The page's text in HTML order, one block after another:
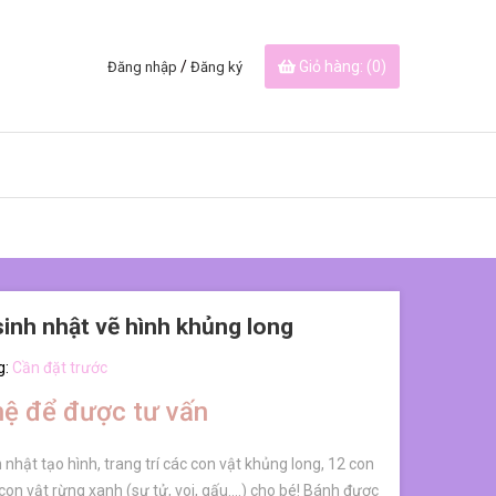
Đăng nhập / Đăng ký Giỏ hàng: (0)
nhật vẽ hình khủng long
Cần đặt trước
để được tư vấn
nhật tạo hình, trang trí các con vật khủng long, 12 con
vật rừng xanh (sư tử, voi, gấu....) cho bé! Bánh được